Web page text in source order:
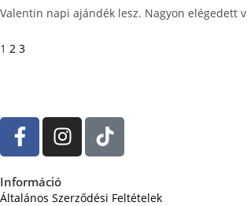
Valentin napi ajándék lesz. Nagyon elégedett
1 2 3
Információ
Általános Szerződési Feltételek